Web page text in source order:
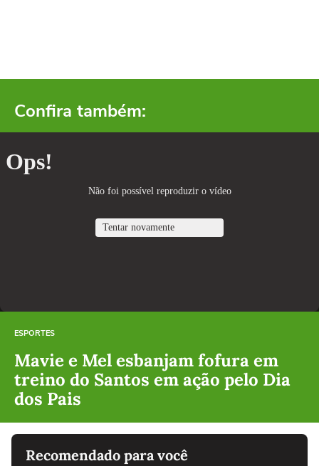
Confira também:
ESPORTES
Mavie e Mel esbanjam fofura em
treino do Santos em ação pelo Dia
dos Pais
Recomendado para você